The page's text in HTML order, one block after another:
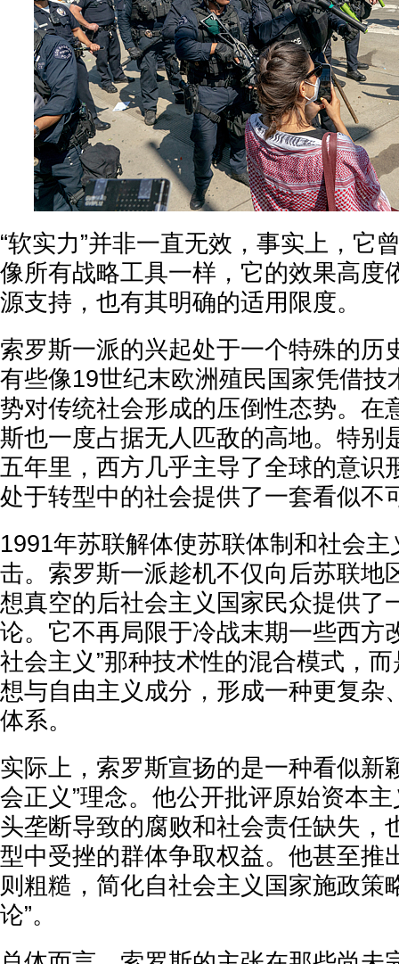
“软实力”并非一直无效，事实上，它
像所有战略工具一样，它的效果高度
源支持，也有其明确的适用限度。
索罗斯一派的兴起处于一个特殊的历
有些像19世纪末欧洲殖民国家凭借技
势对传统社会形成的压倒性态势。在
斯也一度占据无人匹敌的高地。特别
五年里，西方几乎主导了全球的意识
处于转型中的社会提供了一套看似不
1991年苏联解体使苏联体制和社会
击。索罗斯一派趁机不仅向后苏联地
想真空的后社会主义国家民众提供了
论。它不再局限于冷战末期一些西方
社会主义”那种技术性的混合模式，
想与自由主义成分，形成一种更复杂
体系。
实际上，索罗斯宣扬的是一种看似新
会正义”理念。他公开批评原始资本
头垄断导致的腐败和社会责任缺失，
型中受挫的群体争取权益。他甚至推
则粗糙，简化自社会主义国家施政策
论”。